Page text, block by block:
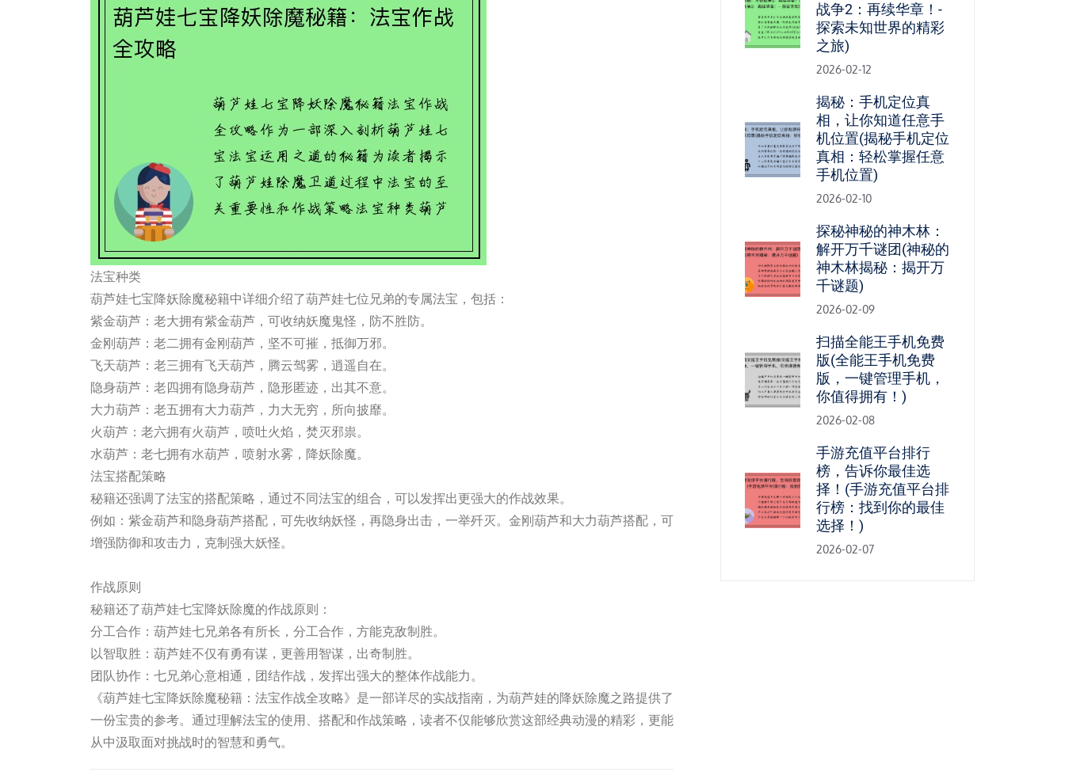
法宝种类
葫芦娃七宝降妖除魔秘籍中详细介绍了葫芦娃七位兄弟的专属法宝，包括：
紫金葫芦：老大拥有紫金葫芦，可收纳妖魔鬼怪，防不胜防。
金刚葫芦：老二拥有金刚葫芦，坚不可摧，抵御万邪。
飞天葫芦：老三拥有飞天葫芦，腾云驾雾，逍遥自在。
隐身葫芦：老四拥有隐身葫芦，隐形匿迹，出其不意。
大力葫芦：老五拥有大力葫芦，力大无穷，所向披靡。
火葫芦：老六拥有火葫芦，喷吐火焰，焚灭邪祟。
水葫芦：老七拥有水葫芦，喷射水雾，降妖除魔。
法宝搭配策略
秘籍还强调了法宝的搭配策略，通过不同法宝的组合，可以发挥出更强大的作战效果。
例如：紫金葫芦和隐身葫芦搭配，可先收纳妖怪，再隐身出击，一举歼灭。金刚葫芦和大力葫芦搭配，可
增强防御和攻击力，克制强大妖怪。
作战原则
秘籍还了葫芦娃七宝降妖除魔的作战原则：
分工合作：葫芦娃七兄弟各有所长，分工合作，方能克敌制胜。
以智取胜：葫芦娃不仅有勇有谋，更善用智谋，出奇制胜。
团队协作：七兄弟心意相通，团结作战，发挥出强大的整体作战能力。
《葫芦娃七宝降妖除魔秘籍：法宝作战全攻略》是一部详尽的实战指南，为葫芦娃的降妖除魔之路提供了
一份宝贵的参考。通过理解法宝的使用、搭配和作战策略，读者不仅能够欣赏这部经典动漫的精彩，更能
从中汲取面对挑战时的智慧和勇气。
战争2：再续华章！-
探索未知世界的精彩
之旅)
2026-02-12
揭秘：手机定位真
相，让你知道任意手
机位置(揭秘手机定位
真相：轻松掌握任意
手机位置)
2026-02-10
探秘神秘的神木林：
解开万千谜团(神秘的
神木林揭秘：揭开万
千谜题)
2026-02-09
扫描全能王手机免费
版(全能王手机免费
版，一键管理手机，
你值得拥有！)
2026-02-08
手游充值平台排行
榜，告诉你最佳选
择！(手游充值平台排
行榜：找到你的最佳
选择！)
2026-02-07